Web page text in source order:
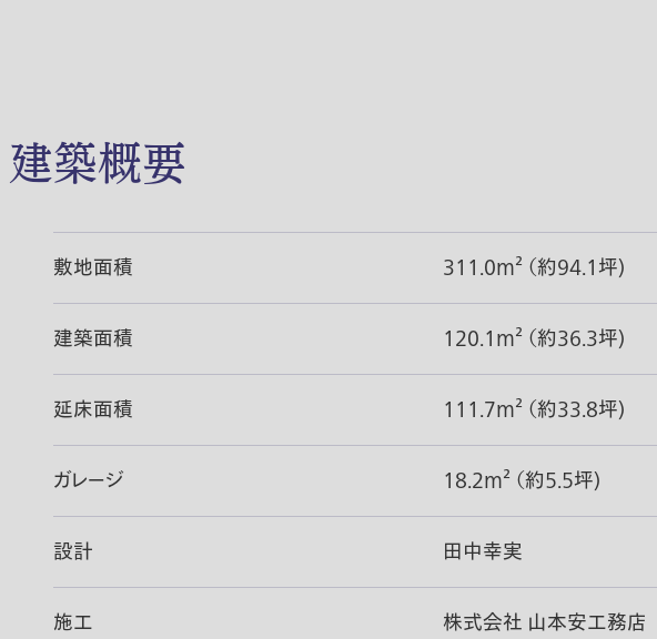
建築概要
敷地面積 311.0m² （約94.1坪)
建築面積 120.1m² （約36.3坪)
延床面積 111.7m² （約33.8坪)
ガレージ 18.2m² （約5.5坪)
設計 田中幸実
施工 株式会社 山本安工務店